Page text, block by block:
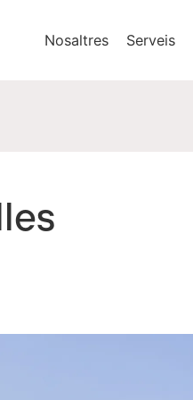
Nosaltres Serveis